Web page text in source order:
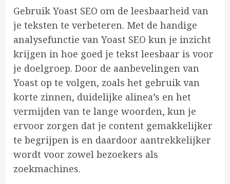
Gebruik Yoast SEO om de leesbaarheid van
je teksten te verbeteren. Met de handige
analysefunctie van Yoast SEO kun je inzicht
krijgen in hoe goed je tekst leesbaar is voor
je doelgroep. Door de aanbevelingen van
Yoast op te volgen, zoals het gebruik van
korte zinnen, duidelijke alinea’s en het
vermijden van te lange woorden, kun je
ervoor zorgen dat je content gemakkelijker
te begrijpen is en daardoor aantrekkelijker
wordt voor zowel bezoekers als
zoekmachines.